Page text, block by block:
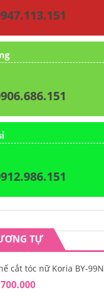
TỰ
cắt tóc nữ Koria BY-99N